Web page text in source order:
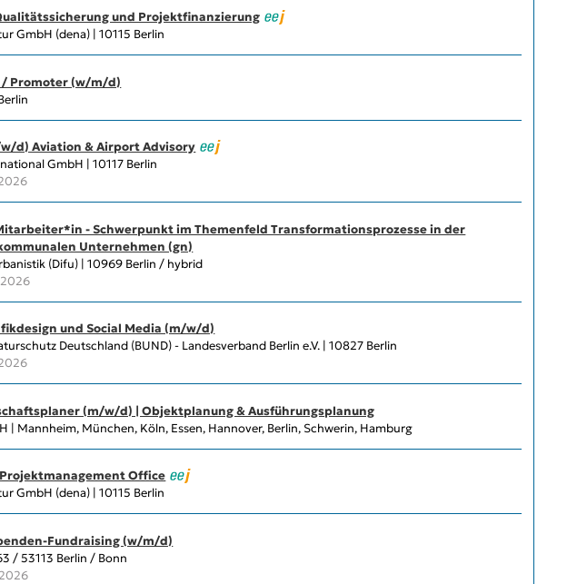
und Projektfinanzierung
GmbH (dena) | 10115 Berlin
/ Promoter (w/m/d)
d) Aviation & Airport Advisory
GmbH | 10117 Berlin
- Schwerpunkt im Themenfeld Transformationsprozesse in der
Unternehmen (gn)
(Difu) | 10969 Berlin / hybrid
und Social Media (m/w/d)
Deutschland (BUND) - Landesverband Berlin e.V. | 10827 Berlin
(m/w/d) | Objektplanung & Ausführungsplanung
| Mannheim, München, Köln, Essen, Hannover, Berlin, Schwerin, Hamburg
Office
GmbH (dena) | 10115 Berlin
Fundraising (w/m/d)
/ 53113 Berlin / Bonn